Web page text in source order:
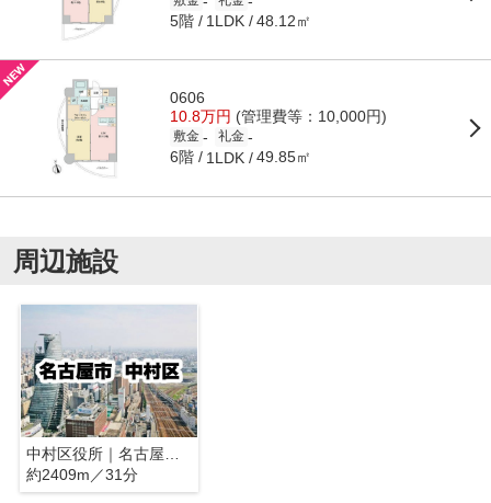
5階 1LDK 48.12㎡
0606
10.8万円 (管理費等：10,000円)
敷金 - 礼金 -
6階 1LDK 49.85㎡
周辺施設
約2409m／31分